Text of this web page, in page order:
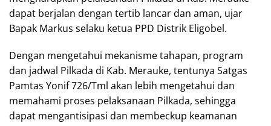
dapat berjalan dengan tertib lancar dan aman, ujar
Bapak Markus selaku ketua PPD Distrik Eligobel.
Dengan mengetahui mekanisme tahapan, program
dan jadwal Pilkada di Kab. Merauke, tentunya Satgas
Pamtas Yonif 726/Tml akan lebih mengetahui dan
memahami proses pelaksanaan Pilkada, sehingga
dapat mengantisipasi dan membeckup keamanan